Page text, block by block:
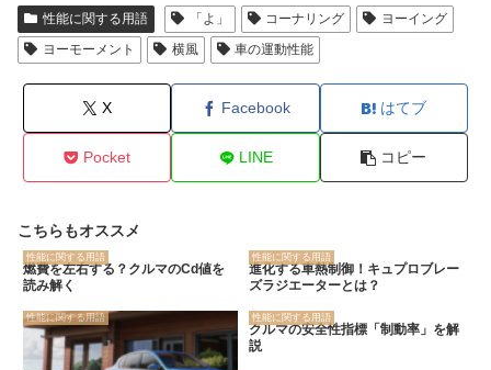
性能に関する用語 「よ」 コーナリング
ヨーイング
ヨーモーメント
横風 車の運動性能
X Facebook はてブ
Pocket LINE コピー
こちらもオススメ
性能に関する用語
燃費を左右する？クルマのCd値を
読み解く
性能に関する用語
進化する車熱制御！キュプロブレー
ズラジエーターとは？
性能に関する用語 性能に関する用語
クルマの安全性指標「制動率」を解
説